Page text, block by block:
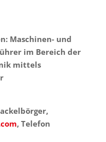
Maschinen- und
im Bereich der
mittels
, Telefon